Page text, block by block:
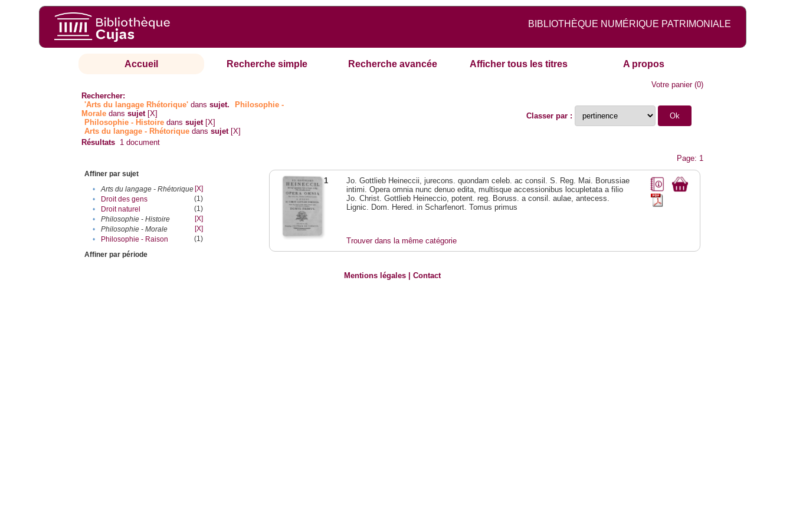
BIBLIOTHÈQUE NUMÉRIQUE PATRIMONIALE
Accueil Recherche simple Recherche avancée Afficher tous les titres A propos
Votre panier(0)
Rechercher:
'Arts du langage Rhétorique' danssujet.
Philosophie -
Morale danssujet [X]
Philosophie - Histoire danssujet [X]
Arts du langage - Rhétorique danssujet [X]
Classer par :
Résultats 1 document
Page: 1
Affiner par sujet
•
Arts du langage - Rhétorique [X]
•
Droit des gens
(1)
•
Droit naturel
(1)
•
Philosophie - Histoire
[X]
•
Philosophie - Morale
[X]
•
Philosophie - Raison
(1)
Affiner par période
1
Jo. Gottlieb Heineccii, jurecons. quondam celeb. ac consil. S. Reg. Mai. Borussiae
intimi. Opera omnia nunc denuo edita, multisque accessionibus locupletata a filio
Jo. Christ. Gottlieb Heineccio, potent. reg. Boruss. a consil. aulae, antecess.
Lignic. Dom. Hered. in Scharfenort. Tomus primus
Trouver dans la même catégorie
Mentions légales |Contact